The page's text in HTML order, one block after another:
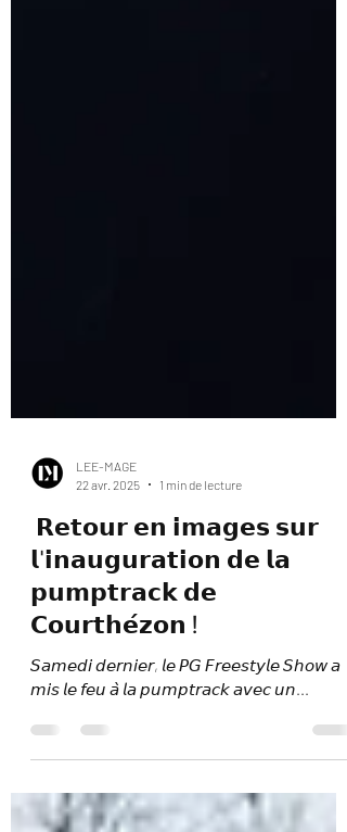
22 avr. 2025
1 min de lecture
𝗥𝗲𝘁𝗼𝘂𝗿 𝗲𝗻 𝗶𝗺𝗮𝗴𝗲𝘀 𝘀𝘂𝗿
𝗹'𝗶𝗻𝗮𝘂𝗴𝘂𝗿𝗮𝘁𝗶𝗼𝗻 𝗱𝗲 𝗹𝗮
𝗽𝘂𝗺𝗽𝘁𝗿𝗮𝗰𝗸 𝗱𝗲
𝗖𝗼𝘂𝗿𝘁𝗵𝗲́𝘇𝗼𝗻 !
𝘮𝘪𝘴 𝘭𝘦 𝘧𝘦𝘶 𝘢̀ 𝘭𝘢 𝘱𝘶𝘮𝘱𝘵𝘳𝘢𝘤𝘬 𝘢𝘷𝘦𝘤 𝘶𝘯...